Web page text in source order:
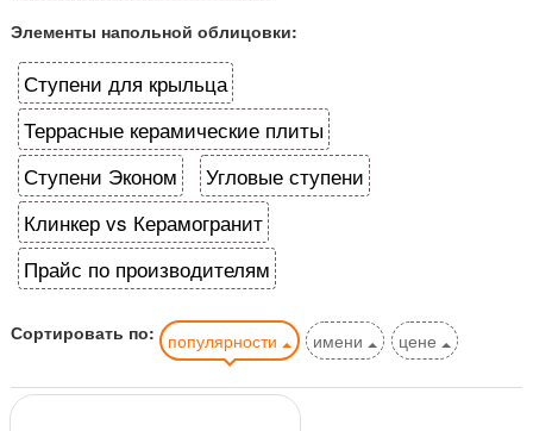
Элементы напольной облицовки:
Ступени для крыльца
Террасные керамические плиты
Ступени Эконом
Угловые ступени
Клинкер vs Керамогранит
Прайс по производителям
Сортировать по: популярности имени цене